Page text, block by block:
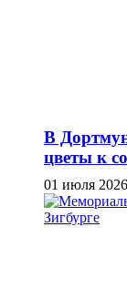
В
цветы к
01 июля 2026